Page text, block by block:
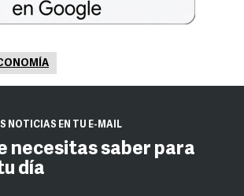
NOTICIAS EN TU E-MAIL
necesitas saber para
día